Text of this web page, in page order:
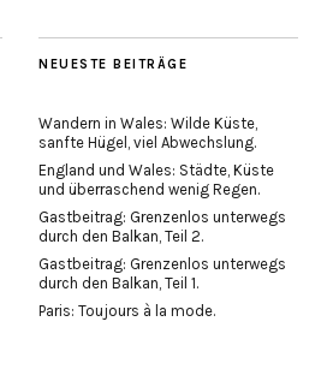
NEUESTE BEITRÄGE
Wandern in Wales: Wilde Küste,
sanfte Hügel, viel Abwechslung.
England und Wales: Städte, Küste
und überraschend wenig Regen.
Gastbeitrag: Grenzenlos unterwegs
durch den Balkan, Teil 2.
Gastbeitrag: Grenzenlos unterwegs
durch den Balkan, Teil 1.
Paris: Toujours à la mode.